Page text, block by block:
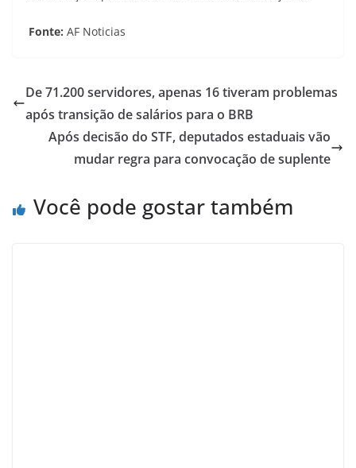
Fonte: AF Noticias
De 71.200 servidores, apenas 16 tiveram problemas
após transição de salários para o BRB
Após decisão do STF, deputados estaduais vão
mudar regra para convocação de suplente
Você pode gostar também